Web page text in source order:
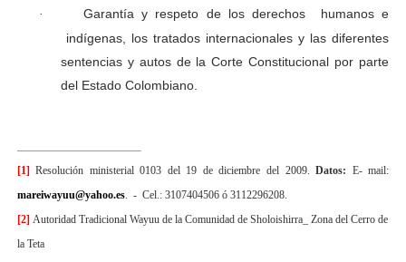
·
Garantía y respeto de los derechos humanos e
indígenas, los tratados internacionales y las diferentes
sentencias y autos de la Corte Constitucional por parte
del Estado Colombiano.
[1]Resolución ministerial 0103 del 19 de diciembre del 2009.Datos: E- mail:
mareiwayuu@yahoo.es. - Cel.: 3107404506 ó 3112296208.
[2] Autoridad Tradicional Wayuu de la Comunidad de Sholoishirra_ Zona del Cerro de
la Teta